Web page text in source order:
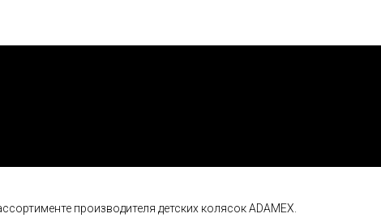
производителя детских колясок ADAMEX.